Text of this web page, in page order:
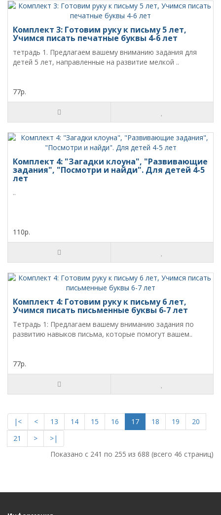
Комплект 3: Готовим руку к письму 5 лет,
Учимся писать печатные буквы 4-6 лет
тетрадь 1. Предлагаем вашему вниманию задания для
детей 5 лет, направленные на развитие мелкой ..
77р.
Комплект 4: "Загадки клоуна", "Развивающие
задания", "Посмотри и найди". Для детей 4-5
лет
..
110р.
Комплект 4: Готовим руку к письму 6 лет,
Учимся писать письменные буквы 6-7 лет
Тетрадь 1: Предлагаем вашему вниманию задания по
развитию навыков письма, которые помогут вашем..
77р.
|< < 13 14 15 16 17 18 19
20
21
>
>|
Показано с 241 по 255 из 688 (всего 46 страниц)